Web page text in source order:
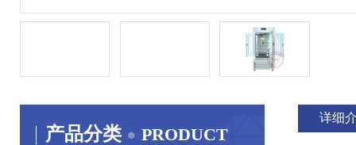
产品分类 PRODUCT
详细